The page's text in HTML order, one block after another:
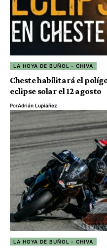
LA HOYA DE BUÑOL - CHIVA
Cheste habilitará el
eclipse solar el 12 agosto
PorAdrián Lupiáñez
LA HOYA DE BUÑOL - CHIVA